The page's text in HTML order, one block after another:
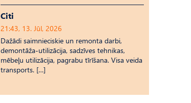
Citi
21:43, 13. Jūl, 2026
Dažādi saimnieciskie un remonta darbi,
demontāža-utilizācija, sadzīves tehnikas,
mēbeļu utilizācija, pagrabu tīrīšana. Visa veida
transports. […]